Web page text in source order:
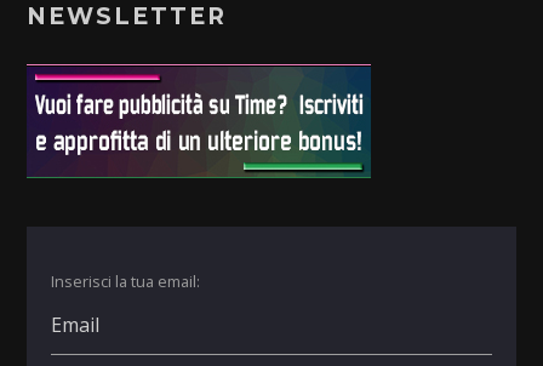
NEWSLETTER
Inserisci la tua email: